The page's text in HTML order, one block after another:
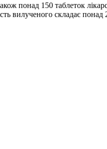
понад 150 таблеток
вилученого складає